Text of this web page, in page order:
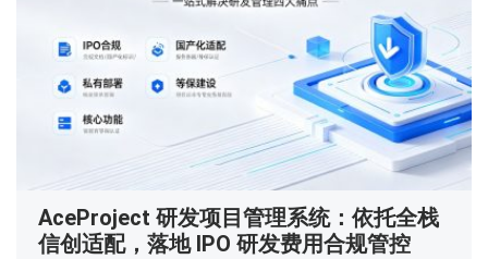
AceProject 研发项目管理系统：依托全栈
信创适配，落地 IPO 研发费用合规管控